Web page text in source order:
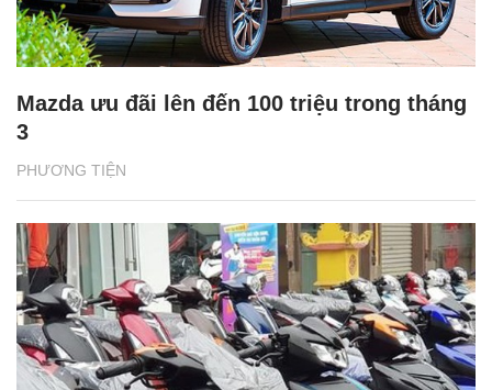
PHƯƠNG TIỆN
All-New Mazda3 xứng đáng với danh hiệu
"Thiết kế của năm"